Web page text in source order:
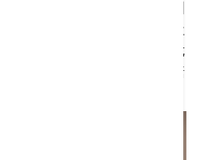
控制血糖，應該以這些範圍
據你的年齡、健康狀況、社
，過嚴的血糖控制可能是危
健提供者，以確定哪些血糖